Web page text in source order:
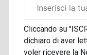
aziendale
Cliccando su
dichiaro di aver
voler ricevere la